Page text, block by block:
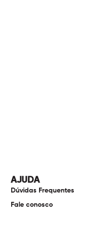
AJUDA
Dúvidas Frequentes
Fale conosco